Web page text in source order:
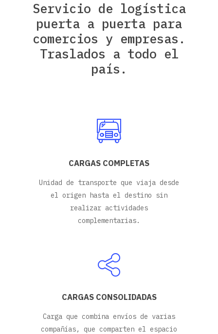
Servicio de logística
puerta a puerta para
comercios y empresas.
Traslados a todo el
país.
CARGAS COMPLETAS
Unidad de transporte que viaja desde
el origen hasta el destino sin
realizar actividades
complementarias.
CARGAS CONSOLIDADAS
Carga que combina envíos de varias
compañías, que comparten el espacio